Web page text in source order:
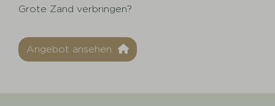
Grote Zand verbringen?
Angebot ansehen